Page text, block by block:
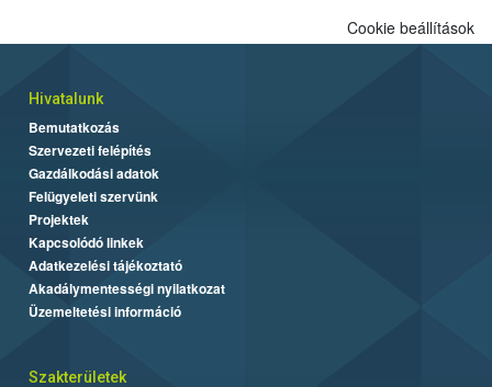
Cookie beállítások
Hivatalunk
Bemutatkozás
Szervezeti felépítés
Gazdálkodási adatok
Felügyeleti szervünk
Projektek
Kapcsolódó linkek
Adatkezelési tájékoztató
Akadálymentességi nyilatkozat
Üzemeltetési információ
Szakterületek